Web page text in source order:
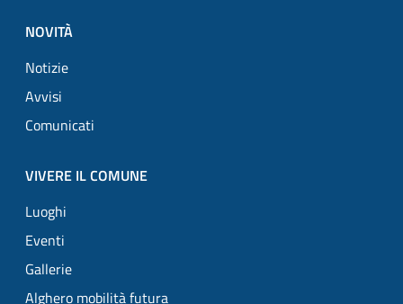
NOVITÀ
Notizie
Avvisi
Comunicati
VIVERE IL COMUNE
Luoghi
Eventi
Gallerie
Alghero mobilità futura